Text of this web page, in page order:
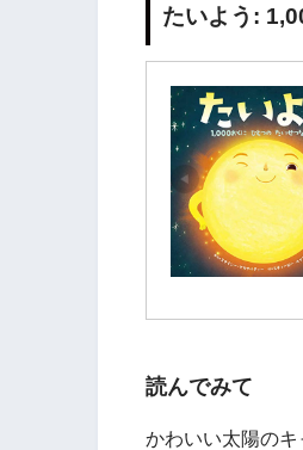
たいよう:
読んでみて
かわいい太陽の